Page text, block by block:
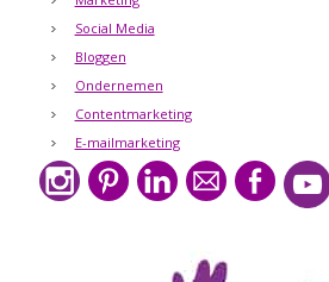
Social Media
Bloggen
Ondernemen
Contentmarketing
E-mailmarketing